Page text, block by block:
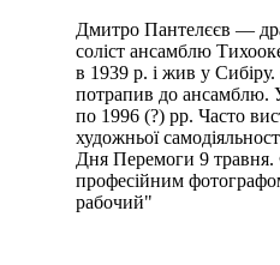
Дмитро Пантелєєв —
соліст ансамблю
в 1939 р. і жив у
потрапив до ансамблю.
по 1996 (?) рр. Часто
художньої
Дня Перемоги 9 травня.
професійним
рабочий"